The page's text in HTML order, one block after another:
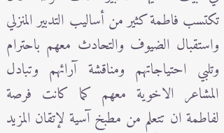
تكتسب فاطمة كثير من أساليب التدبير المنزلي
واستقبال الضيوف والتحادث معهم باحترام
وتلبي احتياجاتهم ومناقشة آرائهم وتبادل
المشاعر الاخوية معهم كما كانت فرصة
لفاطمة ان تتعلم من مطبخ آسية لإتقان المزيد